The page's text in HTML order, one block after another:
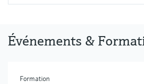
Événements &
Formation